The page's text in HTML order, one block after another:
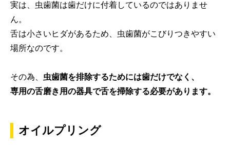
実は、虫歯菌は歯だけに付着しているのではありませ
ん。
舌は小さいヒダがあるため、虫歯菌がこびりつきやすい
場所なのです。
その為、 虫歯菌を排除するためには歯だけでなく、
専用の舌磨き用の器具で舌を掃除する必要があります。
オイルプリング